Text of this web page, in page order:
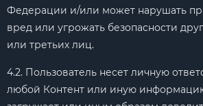
Федерации и/или может нарушать
вред или угрожать безопасности
или третьих лиц.
4.2. Пользователь несет личную
любой Контент или иную